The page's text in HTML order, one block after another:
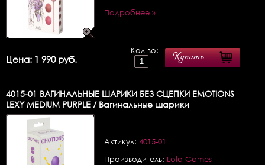
Подробнее »
Цена: 1 990 руб.
Кол-во:
Купить
4015-01 ВАГИНАЛЬНЫЕ ШАРИКИ БЕЗ СЦЕПКИ EMOTIONS
LEXY MEDIUM PURPLE / Вагинальные шарики
Актикул: 4015-01
Производитель: Lola Games